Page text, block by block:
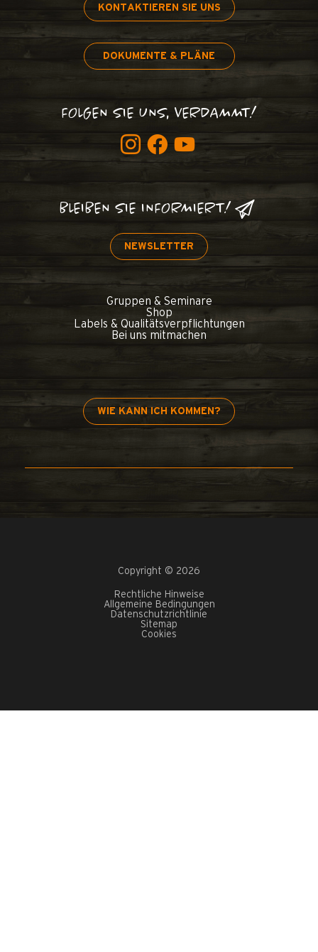
KONTAKTIEREN SIE UNS
DOKUMENTE & PLÄNE
FOLGEN SIE UNS, VERDAMMT!
BLEIBEN SIE INFORMIERT!
NEWSLETTER
Gruppen & Seminare
Shop
Labels & Qualitätsverpflichtungen
Bei uns mitmachen
WIE KANN ICH KOMMEN?
Copyright © 2026
Rechtliche Hinweise
Allgemeine Bedingungen
Datenschutzrichtlinie
Sitemap
Cookies